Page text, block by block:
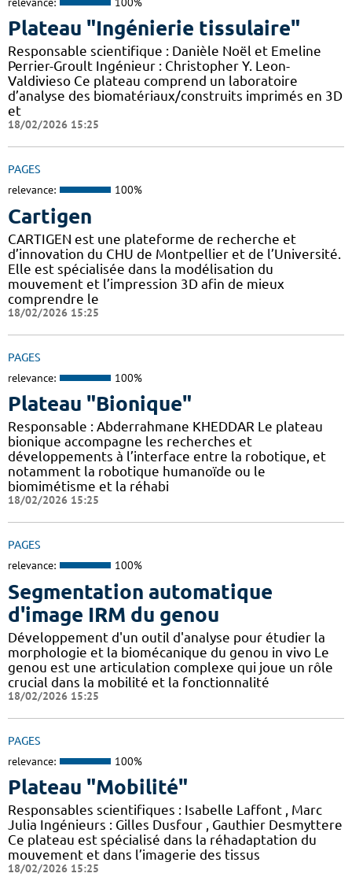
Plateau "Ingénierie tissulaire"
Responsable scientifique : Danièle Noël et Emeline
Perrier-Groult Ingénieur : Christopher Y. Leon-
Valdivieso Ce plateau comprend un laboratoire
d’analyse des biomatériaux/construits imprimés en 3D
et
18/02/2026 15:25
PAGES
relevance: 100%
Cartigen
CARTIGEN est une plateforme de recherche et
d’innovation du CHU de Montpellier et de l’Université.
Elle est spécialisée dans la modélisation du
mouvement et l’impression 3D afin de mieux
comprendre le
18/02/2026 15:25
PAGES
relevance: 100%
Plateau "Bionique"
Responsable : Abderrahmane KHEDDAR Le plateau
bionique accompagne les recherches et
développements à l’interface entre la robotique, et
notamment la robotique humanoïde ou le
biomimétisme et la réhabi
18/02/2026 15:25
PAGES
relevance: 100%
Segmentation automatique
d'image IRM du genou
Développement d'un outil d'analyse pour étudier la
morphologie et la biomécanique du genou in vivo Le
genou est une articulation complexe qui joue un rôle
crucial dans la mobilité et la fonctionnalité
18/02/2026 15:25
PAGES
relevance: 100%
Plateau "Mobilité"
Responsables scientifiques : Isabelle Laffont , Marc
Julia Ingénieurs : Gilles Dusfour , Gauthier Desmyttere
Ce plateau est spécialisé dans la réhadaptation du
mouvement et dans l’imagerie des tissus
18/02/2026 15:25